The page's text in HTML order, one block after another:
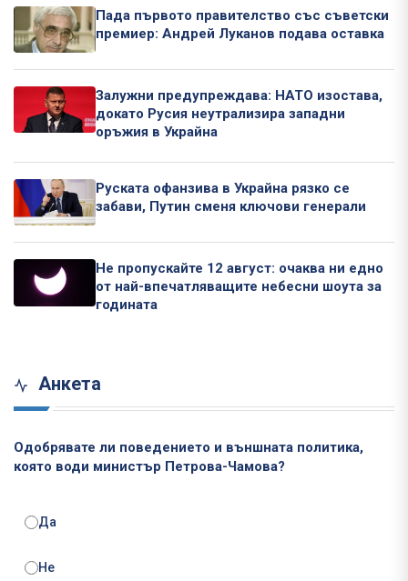
Пада първото правителство със съветски
премиер: Андрей Луканов подава оставка
Залужни предупреждава: НАТО изостава,
докато Русия неутрализира западни
оръжия в Украйна
Руската офанзива в Украйна рязко се
забави, Путин сменя ключови генерали
Не пропускайте 12 август: очаква ни едно
от най-впечатляващите небесни шоута за
годината
Анкета
Одобрявате ли поведението и външната политика,
която води министър Петрова-Чамова?
Да
Не